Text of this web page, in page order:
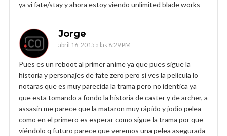
ya vi fate/stay y ahora estoy viendo unlimited blade works
Jorge
abril 16, 2015 a las 8:29 PM
Pues es un reboot al primer anime ya que pues sigue la
historia y personajes de fate zero pero si ves la película lo
notaras que es muy parecida la trama pero no identica ya
que esta tomando a fondo la historia de caster y de archer, a
assasin me parece que la mataron muy rápido y jodio pelea
como en el primero es esperar como sigue la trama por que
viéndolo q futuro parece que veremos una pelea asegurada